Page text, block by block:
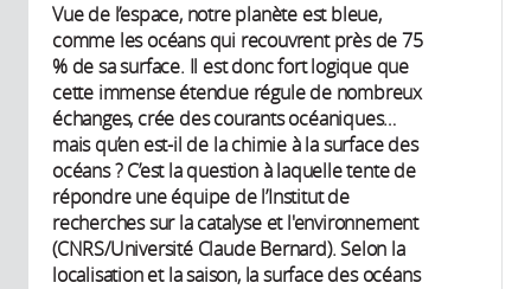
Vue de l’espace, notre planète est bleue,
comme les océans qui recouvrent près de 75
% de sa surface. Il est donc fort logique que
cette immense étendue régule de nombreux
échanges, crée des courants océaniques…
mais qu’en est-il de la chimie à la surface des
océans ? C’est la question à laquelle tente de
répondre une équipe de l’Institut de
recherches sur la catalyse et l'environnement
(CNRS/Université Claude Bernard). Selon la
localisation et la saison, la surface des océans